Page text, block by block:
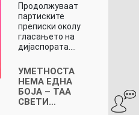
Продолжуваат
партиските
преписки околу
гласањето на
дијаспората.…
УМЕТНОСТА
НЕМА ЕДНА
БОЈА – ТАА
СВЕТИ…